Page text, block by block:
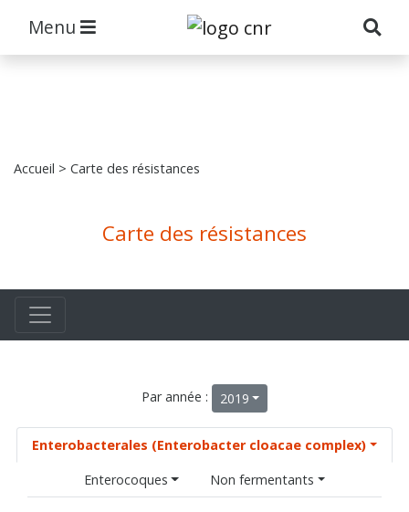
Menu
Accueil > Carte des résistances
Carte des résistances
Par année : 2019
Enterobacterales (Enterobacter cloacae complex)
Enterocoques
Non fermentants